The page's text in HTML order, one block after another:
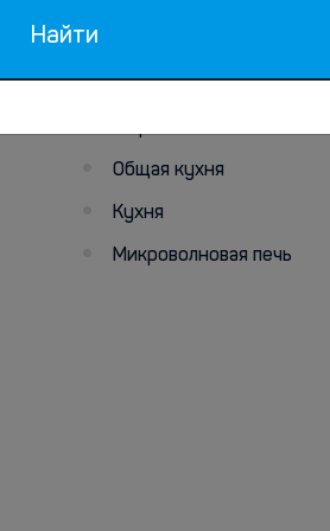
Завтрак
Общая кухня
Кухня
Микроволновая печь
Найти